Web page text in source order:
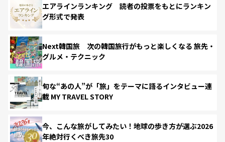
エアラインランキング 読者の投票をもとにランキン
グ形式で発表
Next韓国旅 次の韓国旅行がもっと楽しくなる 旅先・
グルメ・テクニック
旬な“あの人”が「旅」をテーマに語るインタビュー連
載 MY TRAVEL STORY
今、こんな旅がしてみたい！地球の歩き方が選ぶ2026
年絶対行くべき旅先30